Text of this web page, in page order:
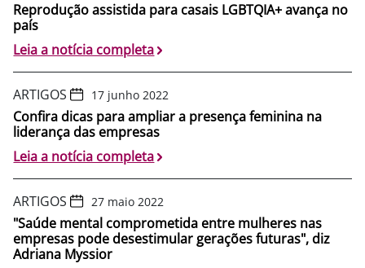
Reprodução assistida para casais LGBTQIA+ avança no
país
Leia a notícia completa
ARTIGOS 17 junho 2022
Confira dicas para ampliar a presença feminina na
liderança das empresas
Leia a notícia completa
ARTIGOS 27 maio 2022
"Saúde mental comprometida entre mulheres nas
empresas pode desestimular gerações futuras", diz
Adriana Myssior